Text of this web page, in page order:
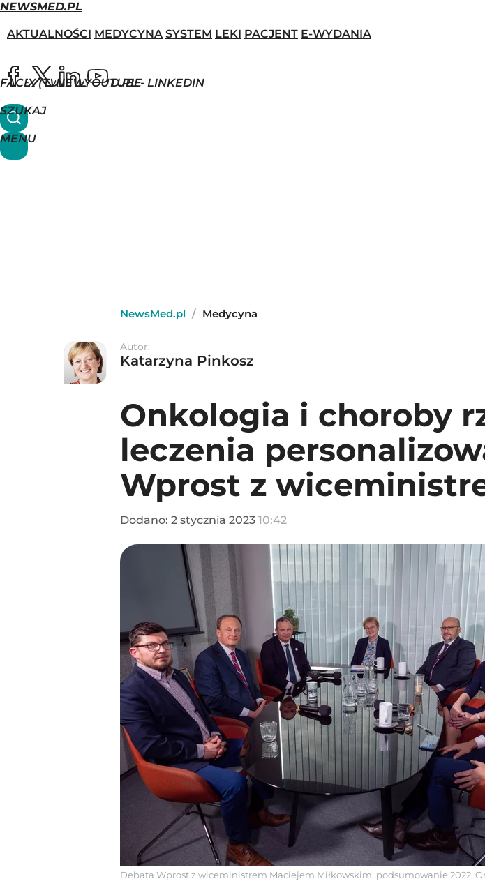
NEWSMED.PL
AKTUALNOŚCI MEDYCYNA SYSTEM LEKI PACJENT E-WYDANIA
FACEBOOK
X (TWITTER)
NEWSMED.PL - LINKEDIN
YOUTUBE
SZUKAJ
MENU
NewsMed.pl / Medycyna
Autor:
Katarzyna Pinkosz
Onkologia i choroby
leczenia
Wprost z
Dodano: 2 stycznia 2023 10:42
Debata Wprost z wiceministrem Maciejem Miłkowskim: podsumowanie 2022.